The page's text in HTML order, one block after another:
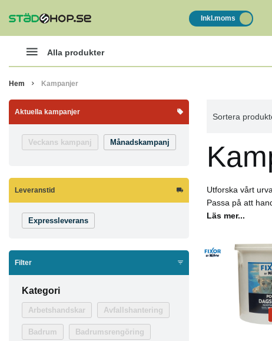
Inkl.moms
Alla produkter
Hem Kampanjer
Aktuella kampanjer
Veckans kampanj Månadskampanj
Leveranstid
Expressleverans
Filter
Kategori
Arbetshandskar Avfallshantering
Badrum Badrumsrengöring
Sortera
Utforska vårt
Passa på att
Läs mer...
Köp